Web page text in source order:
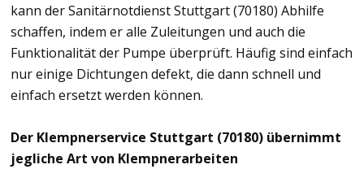
kann der Sanitärnotdienst Stuttgart (70180) Abhilfe
schaffen, indem er alle Zuleitungen und auch die
Funktionalität der Pumpe überprüft. Häufig sind einfach
nur einige Dichtungen defekt, die dann schnell und
einfach ersetzt werden können.
Der Klempnerservice Stuttgart (70180) übernimmt
jegliche Art von Klempnerarbeiten